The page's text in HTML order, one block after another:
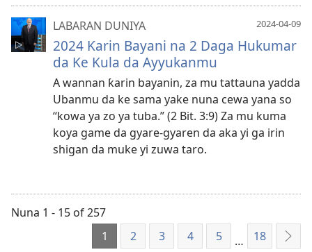
2024-04-09
LABARAN DUNIYA
2024 Ƙarin Bayani na 2 Daga Hukumar
da Ke Kula da Ayyukanmu
A wannan ƙarin bayanin, za mu tattauna yadda
Ubanmu da ke sama yake nuna cewa yana so
“kowa ya zo ya tuba.” (2 Bit. 3:9) Za mu kuma
koya game da gyare-gyaren da aka yi ga irin
shigan da muke yi zuwa taro.
Nuna 1 - 15 of 257
1
2 3 4 5 … 18
Na